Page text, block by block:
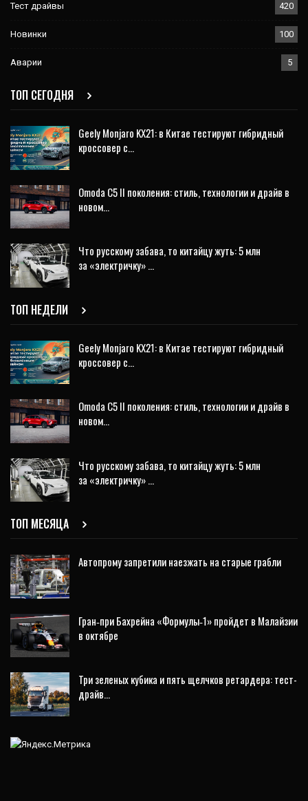
Тест драйвы 420
Новинки 100
Аварии 5
ТОП СЕГОДНЯ
Geely Monjaro KX21: в Китае тестируют гибридный
кроссовер с…
Omoda C5 II поколения: стиль, технологии и драйв в
новом…
Что русскому забава, то китайцу жуть: 5 млн
за «электричку» …
ТОП НЕДЕЛИ
Geely Monjaro KX21: в Китае тестируют гибридный
кроссовер с…
Omoda C5 II поколения: стиль, технологии и драйв в
новом…
Что русскому забава, то китайцу жуть: 5 млн
за «электричку» …
ТОП МЕСЯЦА
Автопрому запретили наезжать на старые грабли
Гран‑при Бахрейна «Формулы‑1» пройдет в Малайзии
в октябре
Три зеленых кубика и пять щелчков ретардера: тест-
драйв…